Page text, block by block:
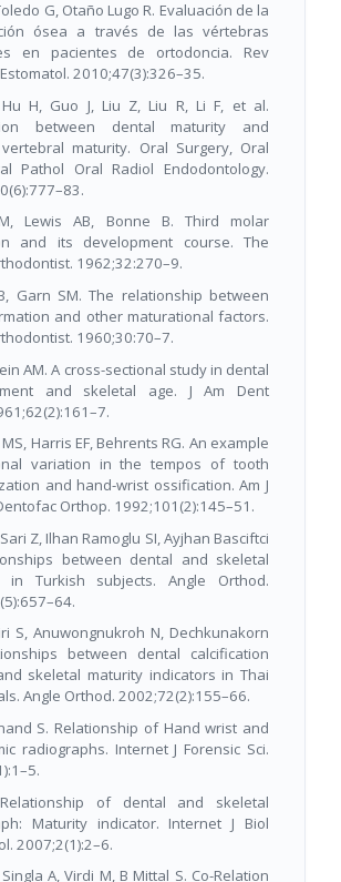
G, Otaño Lugo R. Evaluación de la
ósea a través de las vértebras
en pacientes de ortodoncia. Rev
2010;47(3):326–35.
Hu H, Guo J, Liu Z, Liu R, Li F, et al.
between dental maturity and
maturity. Oral Surgery, Oral
Pathol Oral Radiol Endodontology.
Lewis AB, Bonne B. Third molar
and its development course. The
1962;32:270–9.
Garn SM. The relationship between
and other maturational factors.
1960;30:70–7.
AM. A cross-sectional study in dental
and skeletal age. J Am Dent
Harris EF, Behrents RG. An example
variation in the tempos of tooth
and hand-wrist ossification. Am J
Orthop. 1992;101(2):145–51.
Z, Ilhan Ramoglu SI, Ayjhan Basciftci
between dental and skeletal
in Turkish subjects. Angle Orthod.
S, Anuwongnukroh N, Dechkunakorn
between dental calcification
skeletal maturity indicators in Thai
Angle Orthod. 2002;72(2):155–66.
S. Relationship of Hand wrist and
radiographs. Internet J Forensic Sci.
of dental and skeletal
Maturity indicator. Internet J Biol
2007;2(1):2–6.
A, Virdi M, B Mittal S. Co-Relation